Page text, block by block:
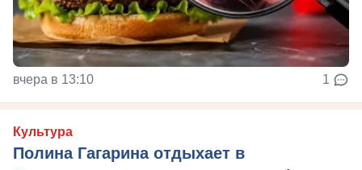
вчера в 13:10 1
Культура
Полина Гагарина отдыхает в